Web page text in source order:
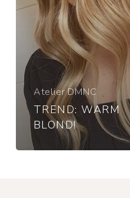
Atelier DMNC
TREND: WARM
BLOND!